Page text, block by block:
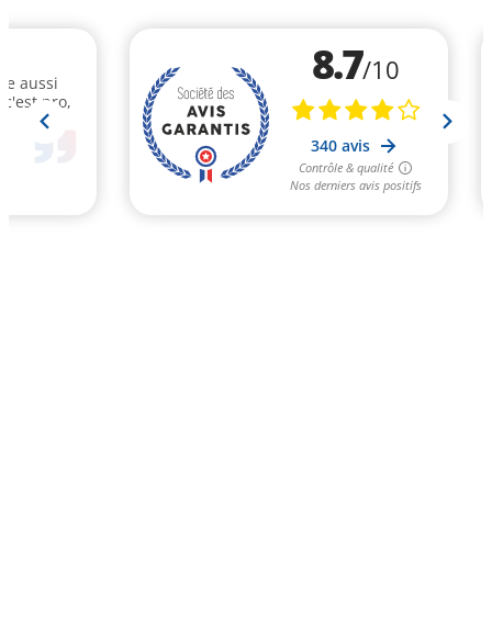
aussi
pro,
8.7/10
340 avis
Contrôle & qualité
Nos derniers avis positifs